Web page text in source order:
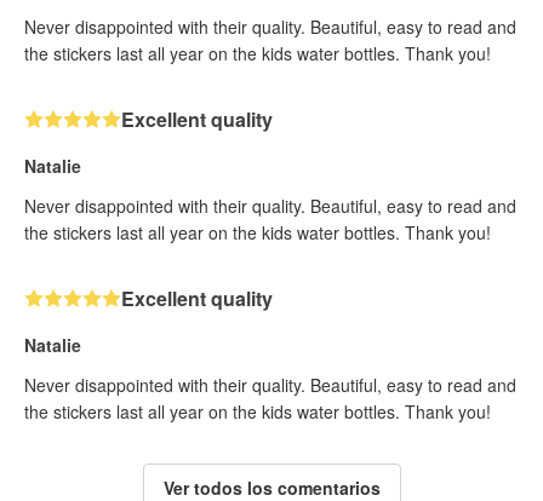
Never disappointed with their quality. Beautiful, easy to read and
the stickers last all year on the kids water bottles. Thank you!
Excellent quality
Natalie
Never disappointed with their quality. Beautiful, easy to read and
the stickers last all year on the kids water bottles. Thank you!
Excellent quality
Natalie
Never disappointed with their quality. Beautiful, easy to read and
the stickers last all year on the kids water bottles. Thank you!
Ver todos los comentarios